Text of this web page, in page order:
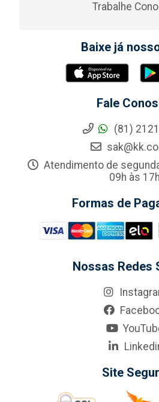
Trabalhe
Baixe já
Fale
(81)
Atendimento de
09h às 17h
Formas de
Nossas Redes
Site